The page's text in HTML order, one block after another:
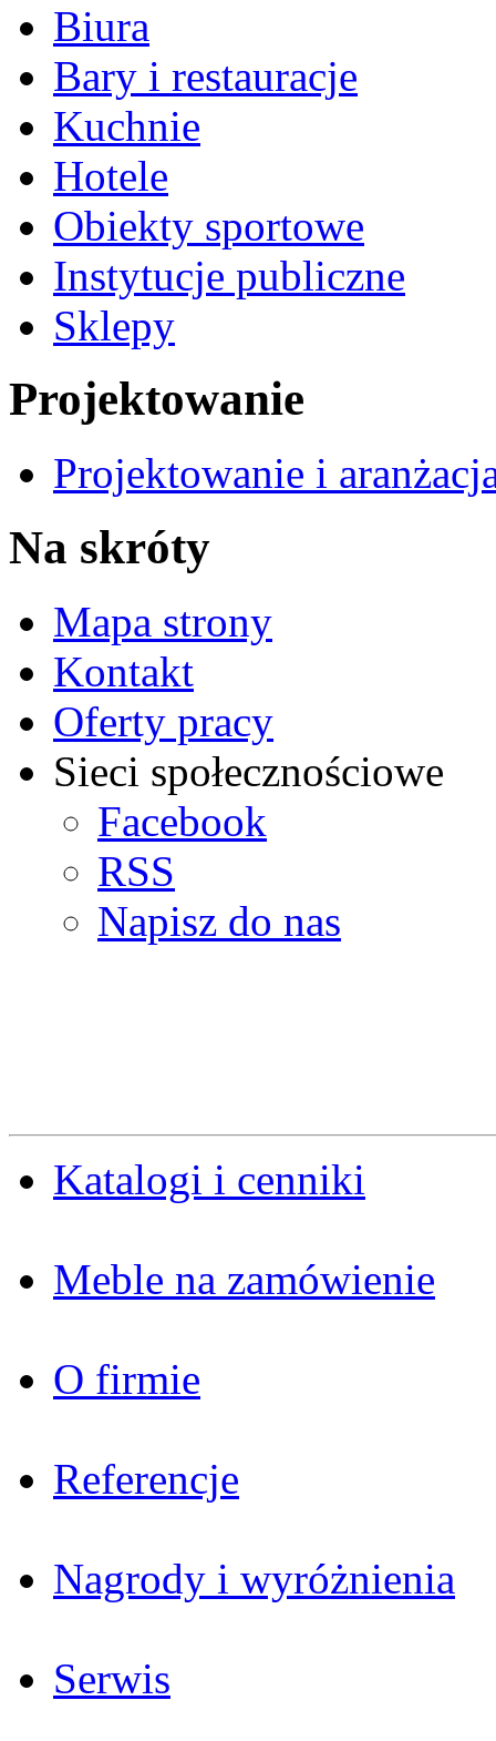
Biura
Bary i restauracje
Kuchnie
Hotele
Obiekty sportowe
Instytucje publiczne
Sklepy
Projektowanie
Projektowanie i
Na skróty
Mapa strony
Kontakt
Oferty pracy
Sieci społecznościowe
Facebook
RSS
Napisz do nas
Katalogi i cenniki
Meble na zamówienie
O firmie
Referencje
Nagrody i wyróżnienia
Serwis